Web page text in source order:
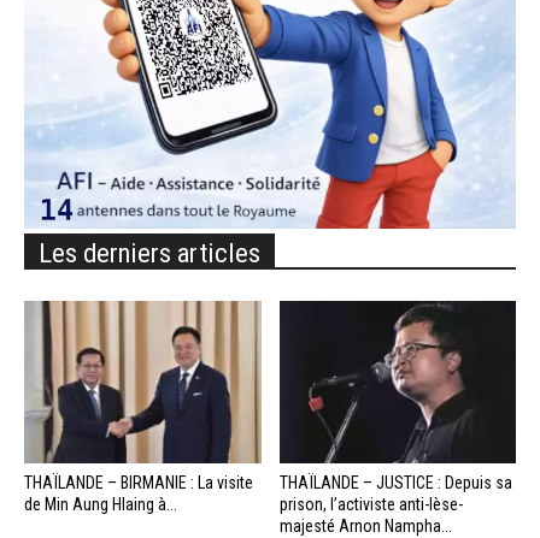
Les derniers articles
THAÏLANDE – BIRMANIE : La visite
de Min Aung Hlaing à...
THAÏLANDE – JUSTICE : Depuis sa
prison, l’activiste anti-lèse-
majesté Arnon Nampha...